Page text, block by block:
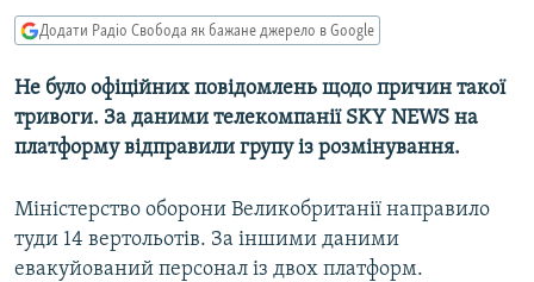
пошуку
УКРАЇНА
СВІТ
ТИ ЯК?
СХЕМИ
КИТАЙ.ВИКЛИКИ
ФОТО
СПЕЦПРОЄКТИ
Додати Радіо Свобода як бажане джерело в Google
Не було офіційних повідомлень щодо причин такої
тривоги. За даними телекомпанії SKY NEWS на
платформу відправили групу із розмінування.
Міністерство оборони Великобританії направило
туди 14 вертольотів. За іншими даними
евакуйований персонал із двох платформ.